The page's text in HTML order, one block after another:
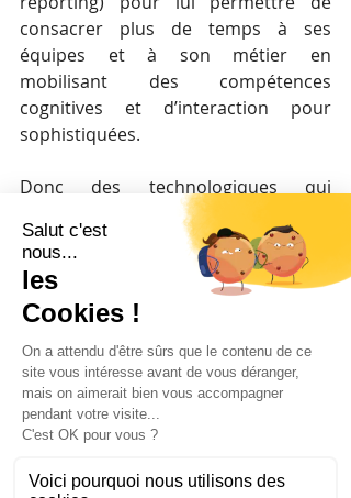
consacrer plus de temps à ses
équipes et à son métier en
mobilisant des compétences
cognitives et d’interaction pour
sophistiquées.
Donc des technologiques qui
permettent de monter en gamme et
d’avoir un travail plus riche et
épanouissant. Je rêve aussi de
technologies qui fournissent des
data pertinentes pour aider une
prise de décision complexe.
Dans Managementor, dans le
chapitre 2, nous avons justement
créé un cas fictif autour de la société
Tesflix.